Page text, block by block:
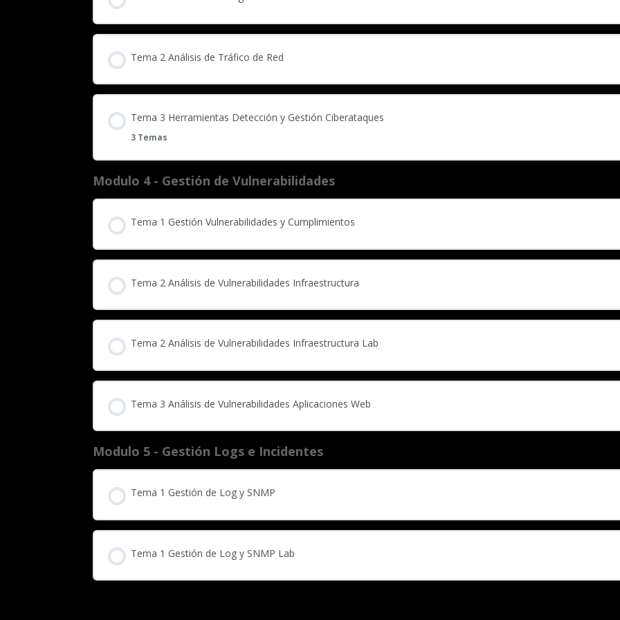
Tema 2 Análisis de Tráfico de Red
Tema 3 Herramientas Detección y Gestión Ciberataques
3 Temas
Modulo 4 - Gestión de Vulnerabilidades
Tema 1 Gestión Vulnerabilidades y Cumplimientos
Tema 2 Análisis de Vulnerabilidades Infraestructura
Tema 2 Análisis de Vulnerabilidades Infraestructura Lab
Tema 3 Análisis de Vulnerabilidades Aplicaciones Web
Modulo 5 - Gestión Logs e Incidentes
Tema 1 Gestión de Log y SNMP
Tema 1 Gestión de Log y SNMP Lab